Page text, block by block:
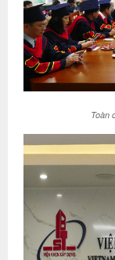
Toàn